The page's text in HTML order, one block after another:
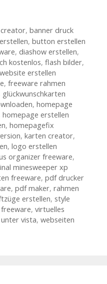
, banner druck
, button erstellen
, diashow erstellen,
kostenlos, flash bilder,
erstellen
, freeware rahmen
glückwunschkarten
, homepage
homepage erstellen
, homepagefix
, karten creator,
, logo erstellen
organizer freeware,
minesweeper xp
freeware, pdf drucker
, pdf maker, rahmen
erstellen, style
, virtuelles
vista, webseiten